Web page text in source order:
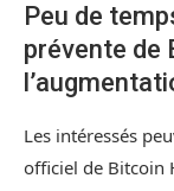
Peu de
prévente de
Les intéressés
officiel de Bitcoin